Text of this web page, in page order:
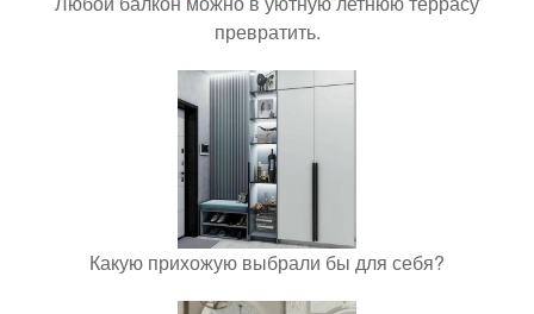
превратить.
Какую прихожую выбрали бы для себя?